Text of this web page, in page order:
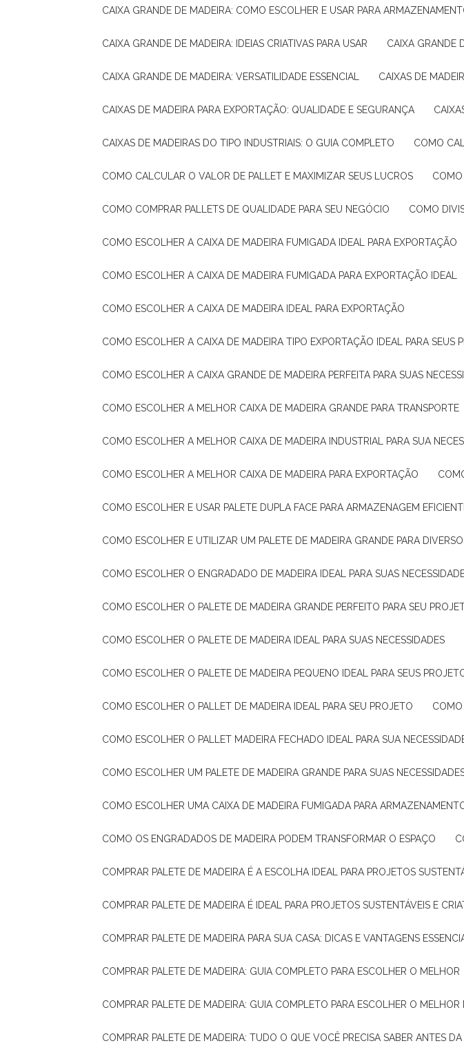
CAIXA GRANDE DE MADEIRA: COMO ESCOLHER E USAR PARA
CAIXA GRANDE DE MADEIRA: IDEIAS CRIATIVAS PARA USAR CAIXA GRANDE
CAIXA GRANDE DE MADEIRA: VERSATILIDADE ESSENCIAL CAIXAS DE
CAIXAS DE MADEIRA PARA EXPORTAÇÃO: QUALIDADE E SEGURANÇA
CAIXAS DE MADEIRAS DO TIPO INDUSTRIAIS: O GUIA COMPLETO COMO
COMO CALCULAR O VALOR DE PALLET E MAXIMIZAR SEUS LUCROS
COMO COMPRAR PALLETS DE QUALIDADE PARA SEU NEGÓCIO COMO
COMO ESCOLHER A CAIXA DE MADEIRA FUMIGADA IDEAL PARA EXPORTAÇÃO
COMO ESCOLHER A CAIXA DE MADEIRA FUMIGADA PARA EXPORTAÇÃO IDEAL
COMO ESCOLHER A CAIXA DE MADEIRA IDEAL PARA EXPORTAÇÃO
COMO ESCOLHER A CAIXA DE MADEIRA TIPO EXPORTAÇÃO IDEAL PARA SEUS
COMO ESCOLHER A CAIXA GRANDE DE MADEIRA PERFEITA PARA SUAS
COMO ESCOLHER A MELHOR CAIXA DE MADEIRA GRANDE PARA TRANSPORTE
COMO ESCOLHER A MELHOR CAIXA DE MADEIRA INDUSTRIAL PARA SUA
COMO ESCOLHER A MELHOR CAIXA DE MADEIRA PARA EXPORTAÇÃO
COMO ESCOLHER E USAR PALETE DUPLA FACE PARA ARMAZENAGEM
COMO ESCOLHER E UTILIZAR UM PALETE DE MADEIRA GRANDE PARA
COMO ESCOLHER O ENGRADADO DE MADEIRA IDEAL PARA SUAS
COMO ESCOLHER O PALETE DE MADEIRA GRANDE PERFEITO PARA SEU
COMO ESCOLHER O PALETE DE MADEIRA IDEAL PARA SUAS NECESSIDADES
COMO ESCOLHER O PALETE DE MADEIRA PEQUENO IDEAL PARA SEUS
COMO ESCOLHER O PALLET DE MADEIRA IDEAL PARA SEU PROJETO
COMO ESCOLHER O PALLET MADEIRA FECHADO IDEAL PARA SUA
COMO ESCOLHER UM PALETE DE MADEIRA GRANDE PARA SUAS
COMO ESCOLHER UMA CAIXA DE MADEIRA FUMIGADA PARA
COMO OS ENGRADADOS DE MADEIRA PODEM TRANSFORMAR O ESPAÇO
COMPRAR PALETE DE MADEIRA É A ESCOLHA IDEAL PARA PROJETOS
COMPRAR PALETE DE MADEIRA É IDEAL PARA PROJETOS SUSTENTÁVEIS E
COMPRAR PALETE DE MADEIRA PARA SUA CASA: DICAS E VANTAGENS
COMPRAR PALETE DE MADEIRA: GUIA COMPLETO PARA ESCOLHER O MELHOR
COMPRAR PALETE DE MADEIRA: GUIA COMPLETO PARA ESCOLHER O
COMPRAR PALETE DE MADEIRA: TUDO O QUE VOCÊ PRECISA SABER ANTES